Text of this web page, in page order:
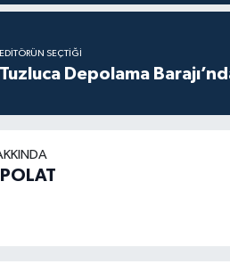
EDITÖRÜN SEÇTIĞI
Tuzluca Depolama